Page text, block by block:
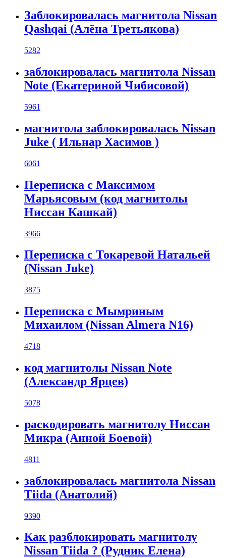
Заблокировалась магнитола Nissan
Qashqai (Алёна Третьякова)
5282
заблокировалась магнитола Nissan
Note (Екатериной Чибисовой)
5961
магнитола заблокировалась Nissan
Juke ( Ильнар Хасимов )
6061
Переписка с Максимом
Марьясовым (код магнитолы
Ниссан Кашкай)
3966
Переписка с Токаревой Натальей
(Nissan Juke)
3875
Переписка с Мымриным
Михаилом (Nissan Almera N16)
4718
код магнитолы Nissan Note
(Александр Ярцев)
5078
раскодировать магнитолу Ниссан
Микра (Анной Боевой)
4811
заблокировалась магнитола Nissan
Tiida (Анатолий)
9390
Как разблокировать магнитолу
Nissan Tiida ? (Рудник Елена)